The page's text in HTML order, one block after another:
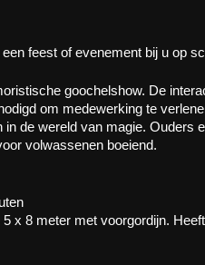
feest of evenement bij u op
goochelshow. De
om medewerking te
de wereld van magie. Ouders
volwassenen boeiend.
x 8 meter met voorgordijn.